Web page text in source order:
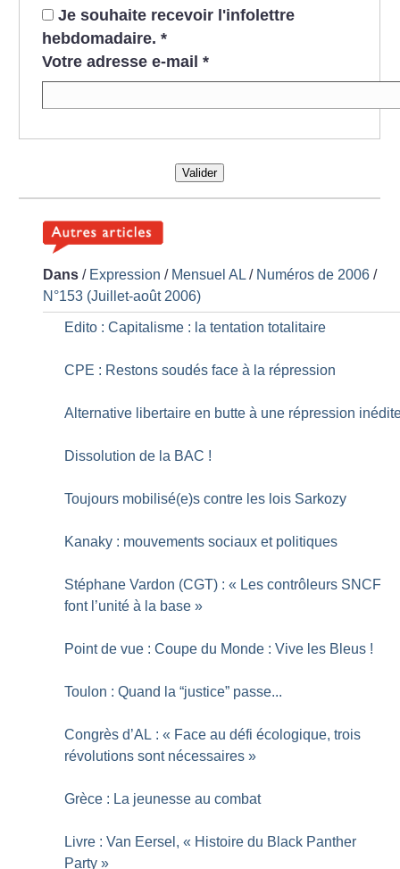
Je souhaite recevoir l'infolettre
hebdomadaire. *
Votre adresse e-mail *
Valider
Dans / Expression / Mensuel AL / Numéros de 2006 /
N°153 (Juillet-août 2006)
Edito : Capitalisme : la tentation totalitaire
CPE : Restons soudés face à la répression
Alternative libertaire en butte à une répression
Dissolution de la BAC !
Toujours mobilisé(e)s contre les lois Sarkozy
Kanaky : mouvements sociaux et politiques
Stéphane Vardon (CGT) : « Les contrôleurs SNCF
font l’unité à la base »
Point de vue : Coupe du Monde : Vive les Bleus !
Toulon : Quand la “justice” passe...
Congrès d’AL : « Face au défi écologique, trois
révolutions sont nécessaires »
Grèce : La jeunesse au combat
Livre : Van Eersel, « Histoire du Black Panther
Party »